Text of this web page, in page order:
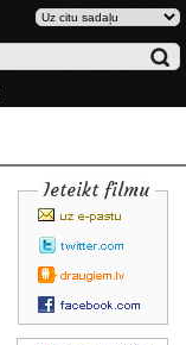
Ieteikt filmu